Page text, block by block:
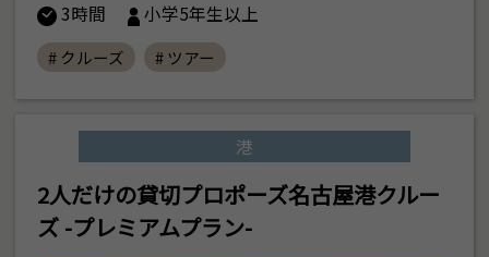
3時間
小学5年生以上
# クルーズ # ツアー
港
2人だけの貸切プロポーズ名古屋港クルー
ズ -プレミアムプラン-